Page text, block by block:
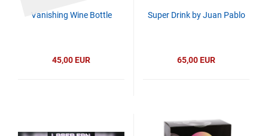
Vanishing Wine Bottle
45,00 EUR
Super Drink by Juan Pablo
65,00 EUR